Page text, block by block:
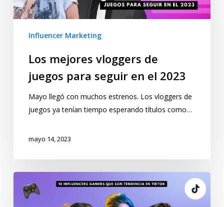
Influencer Marketing
Los mejores vloggers de
juegos para seguir en el 2023
Mayo llegó con muchos estrenos. Los vloggers de
juegos ya tenían tiempo esperando títulos como…
mayo 14, 2023